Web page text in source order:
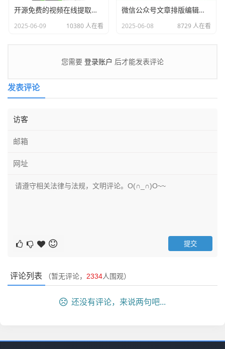
开源免费的视频在线提取工具：MediaGo
2025-06-09 10380 人在看
微信公众号文章排版编辑器 Markdown编辑器
2025-06-08 8729 人在看
您需要 登录账户 后才能发表评论
发表评论
评论列表 （暂无评论， 2334人围观）
还没有评论，来说两句吧...